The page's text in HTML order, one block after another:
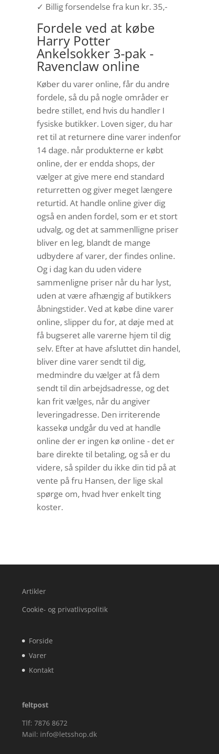
✓ Billig forsendelse fra kun kr. 35,-
Fordele ved at købe
Harry Potter
Ankelsokker 3-pak -
Ravenclaw online
Køber du varer online, får du andre
fordele, så du på nogle områder er
bedre stillet, end hvis du handler I
fysiske butikker. Loven siger, du har
ret til at returnere dine varer indenfor
14 dage. når produkterne er købt
online, der er endda shops, der
vælger at give mere end standard
returretten og giver meget længere
returtid. At handle online giver dig
også en anden fordel, som er et stort
udvalg, og det at sammenlligne priser
bliver en leg, blandt de mange
udbydere af varer, der findes online.
Og i dag kan du uden videre
sammenligne priser når du har lyst,
uden at være afhængig af butikkers
åbningstider. Ved at købe dine varer
online, slipper du for, at døje med at
få bugseret alle varerne hjem til dig
selv. Efter at have afsluttet din handel,
bliver dine varer sendt til dig,
medmindre du vælger at få dem
sendt til din arbejdsadresse, og det
kan frit vælges, når du angiver
leveringadresse. Den irriterende
kassekø undgår du ved at handle
online der er ingen kø online - det er
bare direkte til betaling, og så er du
videre, så spilder du ikke din tid på at
vente på fru Hansen, der lige skal
spørge om, hvad hver enkelt ting
koster.
Artikler
Cookie- og privatlivspolitik
Forside
Varer
Kontakt
feltpost
Tlf: 7876 8672
Mail: info@letsshop.dk